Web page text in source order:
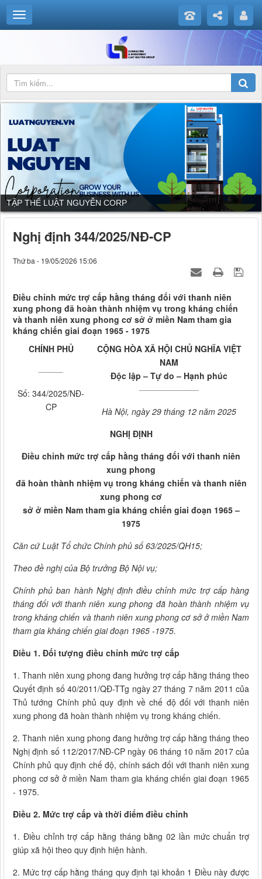
TẬP THỂ LUẬT NGUYỄN CORP
Nghị định 344/2025/NĐ-CP
Thứ ba - 19/05/2026 15:06
Điều chỉnh mức trợ cấp hằng tháng đối với thanh niên
xung phong đã hoàn thành nhiệm vụ trong kháng chiến
và thanh niên xung phong cơ sở ở miền Nam tham gia
kháng chiến giai đoạn 1965 - 1975
CHÍNH PHỦ
Số: 344/2025/NĐ-
CP
CỘNG HÒA XÃ HỘI CHỦ NGHĨA VIỆT
NAM
Độc lập – Tự do – Hạnh phúc
Hà Nội, ngày 29 tháng 12 năm 2025
NGHỊ ĐỊNH
Điều chỉnh mức trợ cấp hằng tháng đối với thanh niên
xung phong
đã hoàn thành nhiệm vụ trong kháng chiến và thanh niên
xung phong cơ
sở ở miền Nam tham gia kháng chiến giai đoạn 1965 –
1975
Căn cứ Luật Tổ chức Chính phủ số 63/2025/QH15;
Theo đề nghị của Bộ trưởng Bộ Nội vụ;
Chính phủ ban hành Nghị định điều chỉnh mức trợ cấp hàng
tháng đối với thanh niên xung phong đã hoàn thành nhiệm vụ
trong kháng chiến và thanh niên xung phong cơ sở ở miền Nam
tham gia kháng chiến giai đoạn 1965 -1975.
Điều 1. Đối tượng điều chỉnh mức trợ cấp
1. Thanh niên xung phong đang hưởng trợ cấp hằng tháng theo
Quyết định số 40/2011/QĐ-TTg ngày 27 tháng 7 năm 2011 của
Thủ tướng Chính phủ quy định về chế độ đối với thanh niên
xung phong đã hoàn thành nhiệm vụ trong kháng chiến.
2. Thanh niên xung phong đang hưởng trợ cấp hằng tháng theo
Nghị định số 112/2017/NĐ-CP ngày 06 tháng 10 năm 2017 của
Chính phủ quy định chế độ, chính sách đối với thanh niên xung
phong cơ sở ở miền Nam tham gia kháng chiến giai đoạn 1965
- 1975.
Điều 2. Mức trợ cấp và thời điểm điều chỉnh
1. Điều chỉnh trợ cấp hằng tháng bằng 02 lần mức chuẩn trợ
giúp xã hội theo quy định hiện hành.
2. Mức trợ cấp hằng tháng quy định tại khoản 1 Điều này được